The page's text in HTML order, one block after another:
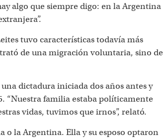
algo que siempre digo: en la Argentina
tuvo características todavía más
de una migración voluntaria, sino de
dictadura iniciada dos años antes y
“Nuestra familia estaba políticamente
vidas, tuvimos que irnos”, relató.
o la Argentina. Ella y su esposo optaron